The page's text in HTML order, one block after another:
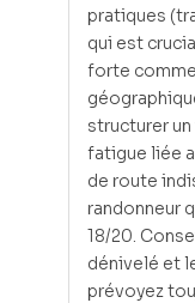
pratiques
qui est
forte comme
structurer
fatigue liée
de route
randonneur
18/20.
dénivelé et
prévoyez